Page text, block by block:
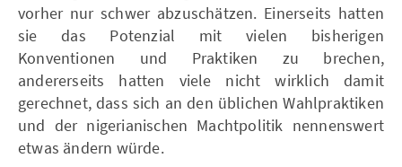
vorher nur schwer abzuschätzen. Einerseits hatten
sie das Potenzial mit vielen bisherigen
Konventionen und Praktiken zu brechen,
andererseits hatten viele nicht wirklich damit
gerechnet, dass sich an den üblichen Wahlpraktiken
und der nigerianischen Machtpolitik nennenswert
etwas ändern würde.